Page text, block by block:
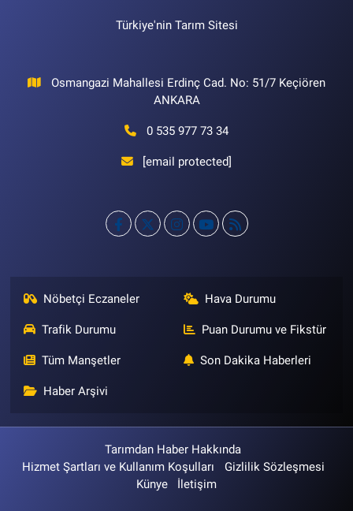
Türkiye'nin Tarım Sitesi
Osmangazi Mahallesi Erdinç Cad. No: 51/7 Keçiören
ANKARA
0 535 977 73 34
[email protected]
Nöbetçi Eczaneler Hava Durumu
Trafik Durumu Puan Durumu ve Fikstür
Tüm Manşetler Son Dakika Haberleri
Haber Arşivi
Tarımdan Haber Hakkında
Hizmet Şartları ve Kullanım Koşulları
Gizlilik Sözleşmesi
Künye
İletişim